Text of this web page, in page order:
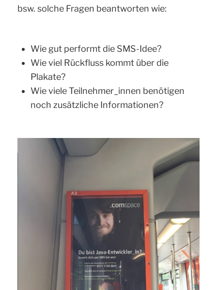
bsw. solche Fragen beantworten wie:
Wie gut performt die SMS-Idee?
Wie viel Rückfluss kommt über die
Plakate?
Wie viele Teilnehmer_innen benötigen
noch zusätzliche Informationen?